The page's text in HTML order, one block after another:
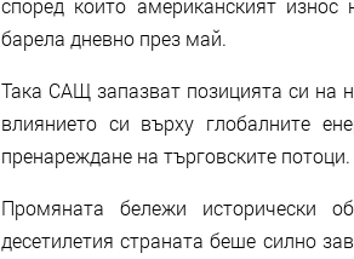
според които американският
барела дневно през май.
Така САЩ запазват позицията си на
влиянието си върху глобалните
пренареждане на търговските потоци.
Промяната бележи исторически
десетилетия страната беше силно